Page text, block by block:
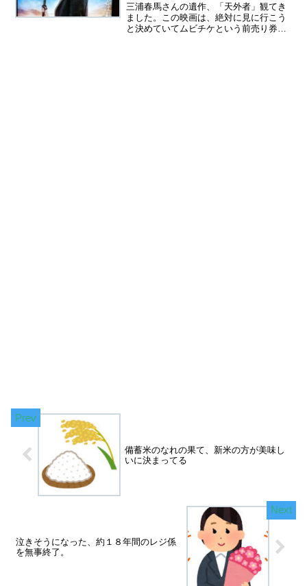
三浦春馬さんの遺作、「天外者」観てき
ました。この映画は、絶対に見に行こう
と決めていてムビチケという前売り券も
備蓄米のなれの果て、新米の方が美味し
いに決まってる
泣きそうになった、約１８年間のレジ係
を無事終了。